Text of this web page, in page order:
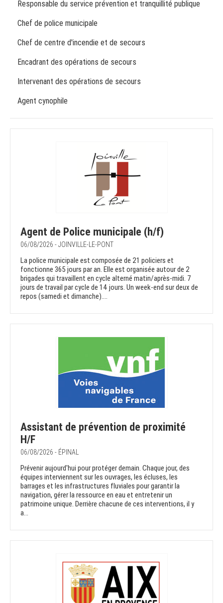
Responsable du service prévention et tranquillité publique
Chef de police municipale
Chef de centre d'incendie et de secours
Encadrant des opérations de secours
Intervenant des opérations de secours
Agent cynophile
Agent de Police municipale (h/f)
06/08/2026 - JOINVILLE-LE-PONT
La police municipale est composée de 21 policiers et
fonctionne 365 jours par an. Elle est organisée autour de 2
brigades qui travaillent en cycle alterné matin/après-midi. 7
jours de travail par cycle de 14 jours. Un week-end sur deux de
repos (samedi et dimanche)....
Assistant de prévention de proximité
H/F
06/08/2026 - ÉPINAL
Prévenir aujourd'hui pour protéger demain. Chaque jour, des
équipes interviennent sur les ouvrages, les écluses, les
barrages et les infrastructures fluviales pour garantir la
navigation, gérer la ressource en eau et entretenir un
patrimoine unique. Derrière chacune de ces interventions, il y
a...